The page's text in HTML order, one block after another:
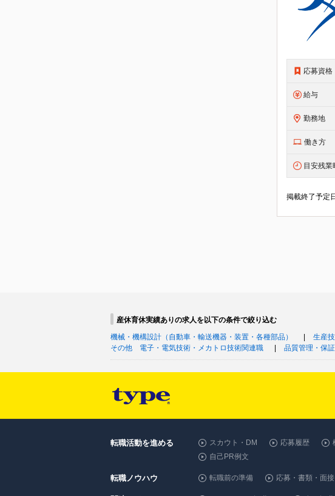
応募資格
給与
勤務地
働き方
目安残業
掲載終了予定
産休育休実績ありの求人を以下の条件で絞り込む
機械・機構設計（自動車・輸送機器・装置・各種部品）
生産
その他 電子・電気技術・メカトロ技術関連職
品質管理・保証
転職活動を進める スカウト・DM 応募履歴
自己PR例文
転職ノウハウ 転職前の準備 応募・書類・面接